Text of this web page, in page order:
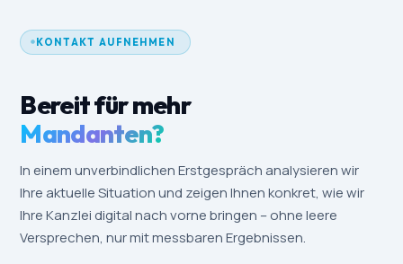
KONTAKT AUFNEHMEN
Bereit für mehr
Mandanten?
In einem unverbindlichen Erstgespräch analysieren wir
Ihre aktuelle Situation und zeigen Ihnen konkret, wie wir
Ihre Kanzlei digital nach vorne bringen – ohne leere
Versprechen, nur mit messbaren Ergebnissen.